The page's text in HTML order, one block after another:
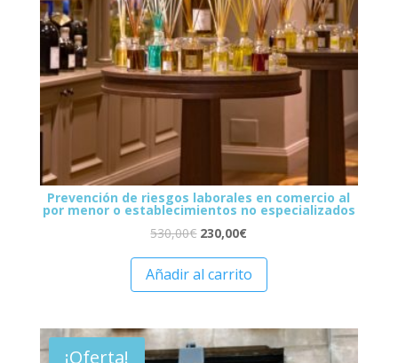
Prevención de riesgos laborales en comercio al
por menor o establecimientos no especializados
530,00€ 230,00€
Añadir al carrito
¡Oferta!